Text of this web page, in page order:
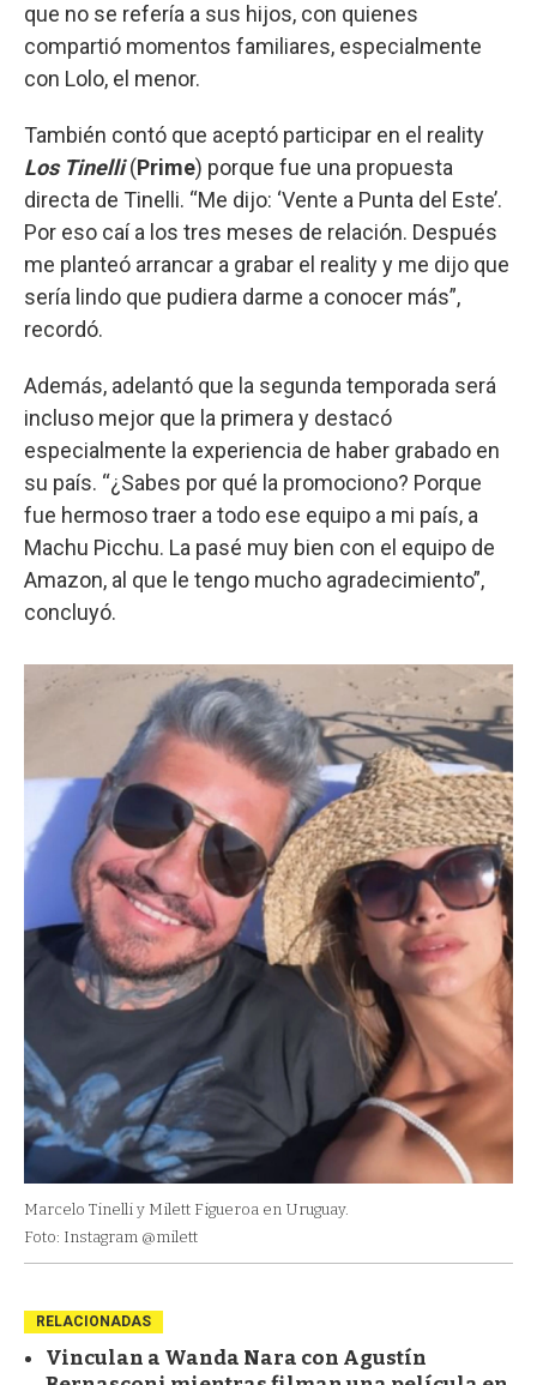
que no se refería a sus hijos, con quienes
compartió momentos familiares, especialmente
con Lolo, el menor.
También contó que aceptó participar en el reality
Los Tinelli(Prime) porque fue una propuesta
directa de Tinelli. “Me dijo: ‘Vente a Punta del Este’.
Por eso caí a los tres meses de relación. Después
me planteó arrancar a grabar el reality y me dijo que
sería lindo que pudiera darme a conocer más”,
recordó.
Además, adelantó que la segunda temporada será
incluso mejor que la primera y destacó
especialmente la experiencia de haber grabado en
su país. “¿Sabes por qué la promociono? Porque
fue hermoso traer a todo ese equipo a mi país, a
Machu Picchu. La pasé muy bien con el equipo de
Amazon, al que le tengo mucho agradecimiento”,
concluyó.
Marcelo Tinelli y Milett Figueroa en Uruguay.
Foto: Instagram @milett
RELACIONADAS
Vinculan a Wanda Nara con Agustín